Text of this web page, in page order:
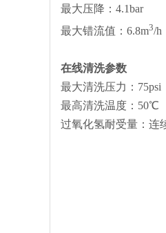
最大压降：4.1bar
最大错流值：6.8m3/h
在线清洗参数
最大清洗压力：75psi
最高清洗温度：50℃
过氧化氢耐受量：连